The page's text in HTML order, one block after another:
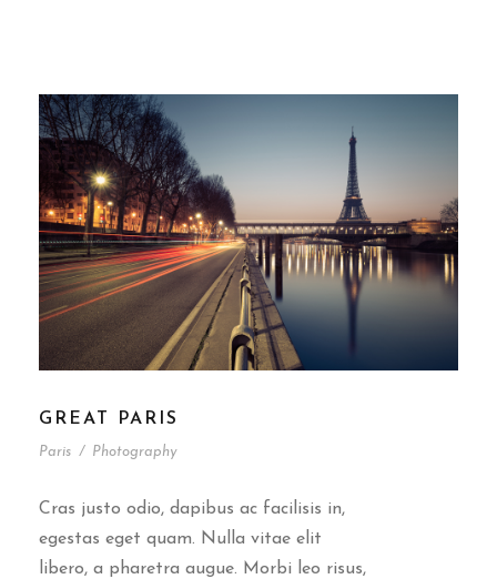
GREAT PARIS
Paris / Photography
Cras justo odio, dapibus ac facilisis in,
egestas eget quam. Nulla vitae elit
libero, a pharetra augue. Morbi leo risus,